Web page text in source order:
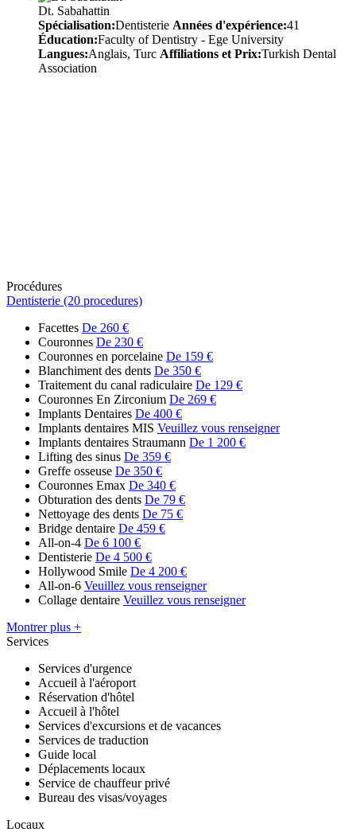
Dt. Sabahattin
Spécialisation:Dentisterie Années d'expérience:41
Éducation:Faculty of Dentistry - Ege University
Langues:Anglais, Turc Affiliations et Prix:Turkish Dental
Association
Procédures
Dentisterie (20 procedures)
Facettes De 260 €
Couronnes De 230 €
Couronnes en porcelaine De 159 €
Blanchiment des dents De 350 €
Traitement du canal radiculaire De 129 €
Couronnes En Zirconium De 269 €
Implants Dentaires De 400 €
Implants dentaires MIS Veuillez vous renseigner
Implants dentaires Straumann De 1 200 €
Lifting des sinus De 359 €
Greffe osseuse De 350 €
Couronnes Emax De 340 €
Obturation des dents De 79 €
Nettoyage des dents De 75 €
Bridge dentaire De 459 €
All-on-4 De 6 100 €
Dentisterie De 4 500 €
Hollywood Smile De 4 200 €
All-on-6 Veuillez vous renseigner
Collage dentaire Veuillez vous renseigner
Montrer plus +
Services
Services d'urgence
Accueil à l'aéroport
Réservation d'hôtel
Accueil à l'hôtel
Services d'excursions et de vacances
Services de traduction
Guide local
Déplacements locaux
Service de chauffeur privé
Bureau des visas/voyages
Locaux